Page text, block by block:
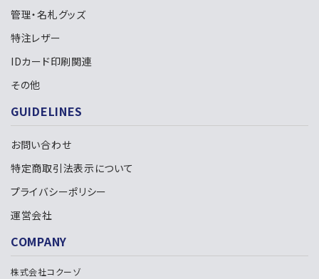
管理・名札グッズ
特注レザー
IDカード印刷関連
その他
GUIDELINES
お問い合わせ
特定商取引法表示について
プライバシーポリシー
運営会社
COMPANY
株式会社コクーゾ